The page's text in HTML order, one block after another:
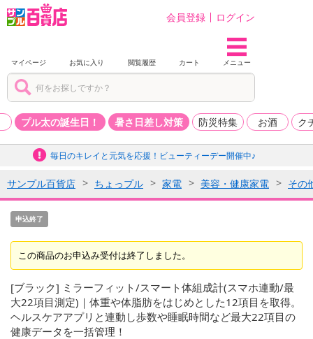
会員登録 ログイン
マイページ お気に入り 閲覧履歴 カート メニュー
プル太の誕生日！ 暑さ日差し対策 防災特集 お酒 ク
毎日のキレイと元気を応援！ビューティーデー開催中♪
サンプル百貨店 ちょっプル 家電 美容・健康家電 その
申込終了
この商品のお申込み受付は終了しました。
[ブラック] ミラーフィット/スマート体組成計(スマホ連動/最
大22項目測定)｜体重や体脂肪をはじめとした12項目を取得。
ヘルスケアアプリと連動し歩数や睡眠時間など最大22項目の
健康データを一括管理！